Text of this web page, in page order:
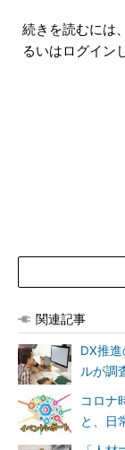
続きを読むには
るいはログイン
関連記事
DX推
ルが調
コロナ
と、日